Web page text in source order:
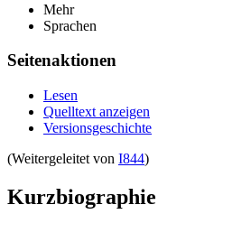
Mehr
Sprachen
Seitenaktionen
Lesen
Quelltext anzeigen
Versionsgeschichte
(Weitergeleitet von I844)
Kurzbiographie